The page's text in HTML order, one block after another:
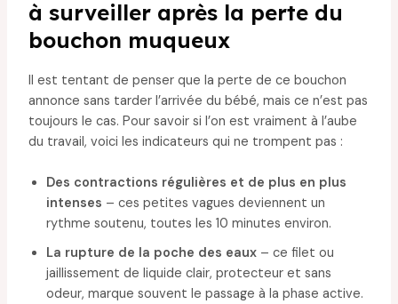
à surveiller après la perte du
bouchon muqueux
Il est tentant de penser que la perte de ce bouchon
annonce sans tarder l’arrivée du bébé, mais ce n’est pas
toujours le cas. Pour savoir si l’on est vraiment à l’aube
du travail, voici les indicateurs qui ne trompent pas :
Des contractions régulières et de plus en plus
intenses – ces petites vagues deviennent un
rythme soutenu, toutes les 10 minutes environ.
La rupture de la poche des eaux– ce filet ou
jaillissement de liquide clair, protecteur et sans
odeur, marque souvent le passage à la phase active.